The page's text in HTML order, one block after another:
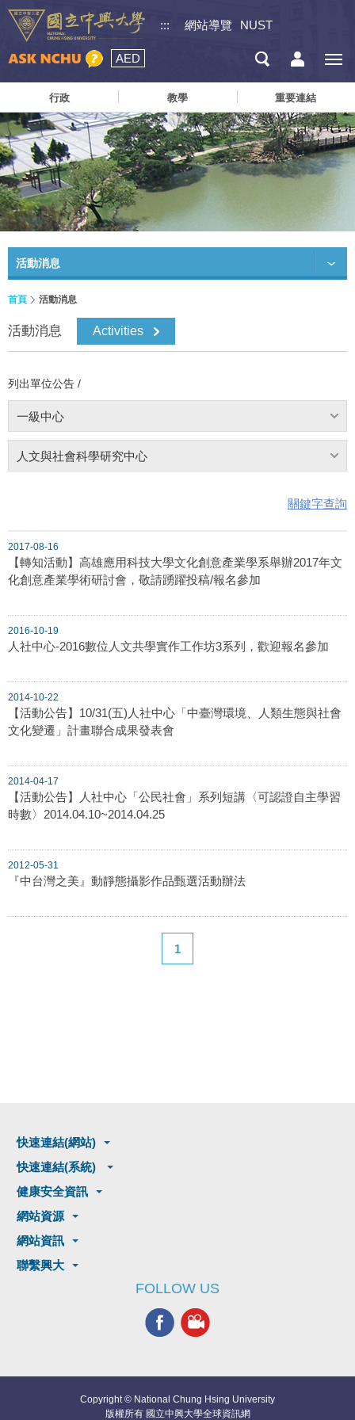
::: 網站導覽 NUST
AED
行政 教學 重要連結
活動消息
首頁 活動消息
活動消息 Activities
列出單位公告 /
一級中心
人文與社會科學研究中心
關鍵字查詢
2017-08-16
【轉知活動】高雄應用科技大學文化創意產業學系舉辦2017年文
化創意產業學術研討會，敬請踴躍投稿/報名參加
2016-10-19
人社中心-2016數位人文共學實作工作坊3系列，歡迎報名參加
2014-10-22
【活動公告】10/31(五)人社中心「中臺灣環境、人類生態與社會
文化變遷」計畫聯合成果發表會
2014-04-17
【活動公告】人社中心「公民社會」系列短講〈可認證自主學習
時數〉2014.04.10~2014.04.25
2012-05-31
『中台灣之美』動靜態攝影作品甄選活動辦法
1
快速連結(網站)
快速連結(系統)
健康安全資訊
網站資源
網站資訊
聯繫興大
FOLLOW US
Copyright © National Chung Hsing University
版權所有 國立中興大學全球資訊網